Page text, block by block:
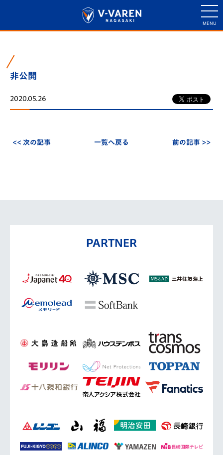
非公開
2020.05.26
<< 次の記事 一覧へ戻る 前の記事 >>
PARTNER